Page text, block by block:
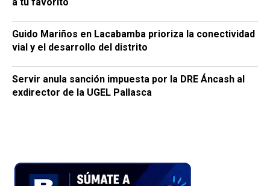
Guido Mariños en Lacabamba prioriza la conectividad
vial y el desarrollo del distrito
Servir anula sanción impuesta por la DRE Áncash al
exdirector de la UGEL Pallasca